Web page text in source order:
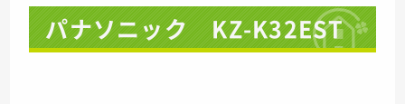
パナソニック KZ-K32EST